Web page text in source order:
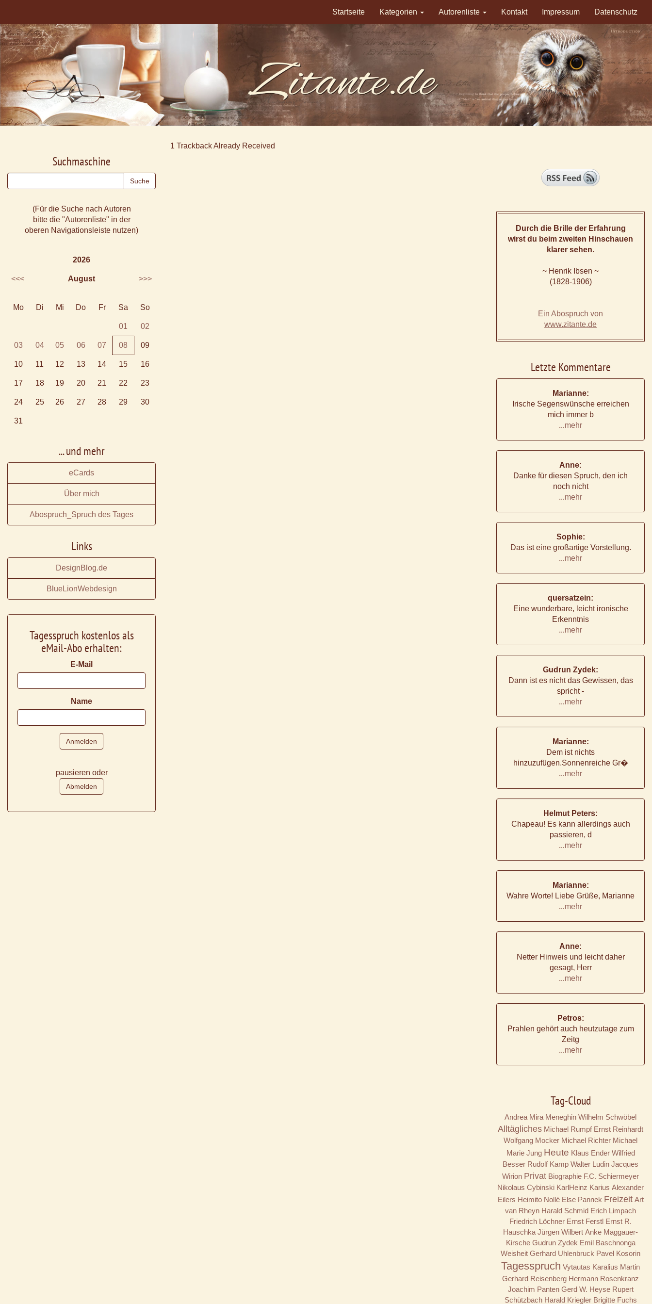
Startseite Kategorien Autorenliste Kontakt Impressum Datenschutz
1 Trackback Already Received
Suchmaschine
(Für die Suche nach Autoren
bitte die "Autorenliste" in der
oberen Navigationsleiste nutzen)
2026
<<< August >>>
Mo Di Mi Do Fr Sa So
01 02
03 04 05 06 07 08 09
10 11 12 13 14 15 16
17 18 19 20 21 22 23
24 25 26 27 28 29 30
31
... und mehr
eCards
Über mich
Abospruch_Spruch des Tages
Links
DesignBlog.de
BlueLionWebdesign
Tagesspruch kostenlos als
eMail-Abo erhalten:
E-Mail
Name
pausieren oder
Durch die Brille der Erfahrung
wirst du beim zweiten Hinschauen
klarer sehen.
~ Henrik Ibsen ~
(1828-1906)
Ein Abospruch von
www.zitante.de
Letzte Kommentare
Marianne:
Irische Segenswünsche erreichen
mich immer b
...mehr
Anne:
Danke für diesen Spruch, den ich
noch nicht
...mehr
Sophie:
Das ist eine großartige Vorstellung.
...mehr
quersatzein:
Eine wunderbare, leicht ironische
Erkenntnis
...mehr
Gudrun Zydek:
Dann ist es nicht das Gewissen, das
spricht -
...mehr
Marianne:
Dem ist nichts
hinzuzufügen.Sonnenreiche Gr�
...mehr
Helmut Peters:
Chapeau! Es kann allerdings auch
passieren, d
...mehr
Marianne:
Wahre Worte! Liebe Grüße, Marianne
...mehr
Anne:
Netter Hinweis und leicht daher
gesagt, Herr
...mehr
Petros:
Prahlen gehört auch heutzutage zum
Zeitg
...mehr
Tag-Cloud
Andrea Mira Meneghin Wilhelm Schwöbel
Alltägliches Michael Rumpf Ernst Reinhardt
Wolfgang Mocker Michael Richter Michael
Marie Jung Heute Klaus Ender Wilfried
Besser Rudolf Kamp Walter Ludin Jacques
Wirion Privat Biographie F.C. Schiermeyer
Nikolaus Cybinski KarlHeinz Karius Alexander
Eilers Heimito Nollé Else Pannek Freizeit Art
van Rheyn Harald Schmid Erich Limpach
Friedrich Löchner Ernst Ferstl Ernst R.
Hauschka Jürgen Wilbert Anke Maggauer-
Kirsche Gudrun Zydek Emil Baschnonga
Weisheit Gerhard Uhlenbruck Pavel Kosorin
Tagesspruch Vytautas Karalius Martin
Gerhard Reisenberg Hermann Rosenkranz
Joachim Panten Gerd W. Heyse Rupert
Schützbach Harald Kriegler Brigitte Fuchs